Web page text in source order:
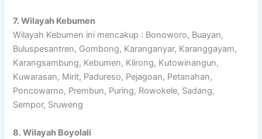
7. Wilayah Kebumen
Wilayah Kebumen ini mencakup : Bonoworo, Buayan,
Buluspesantren, Gombong, Karanganyar, Karanggayam,
Karangsambung, Kebumen, Klirong, Kutowinangun,
Kuwarasan, Mirit, Padureso, Pejagoan, Petanahan,
Poncowarno, Prembun, Puring, Rowokele, Sadang,
Sempor, Sruweng
8. Wilayah Boyolali